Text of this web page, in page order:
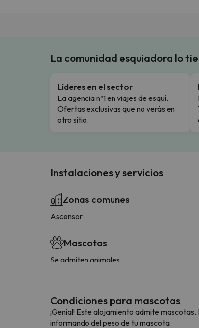
La comunidad esquiadora lo
Líderes en el sector
La agencia nº1 en viajes de esquí.
Ofertas exclusivas que no verás en
otro sitio.
Instalaciones y servicios
Zonas comunes
Ascensor
Mascotas
Se admiten animales
Condiciones para mascotas
¡Genial! Este alojamiento admite
informando del peso de tu mascota.